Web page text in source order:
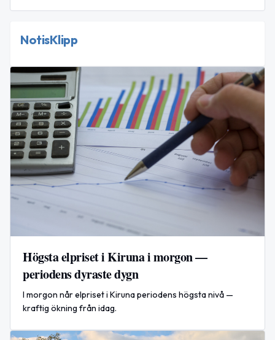
NotisKlipp
Högsta elpriset i Kiruna i morgon —
periodens dyraste dygn
I morgon når elpriset i Kiruna periodens högsta nivå —
kraftig ökning från idag.